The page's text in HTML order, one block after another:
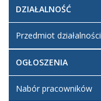
DZIAŁALNOŚĆ
Przedmiot działalności
OGŁOSZENIA
Nabór pracowników